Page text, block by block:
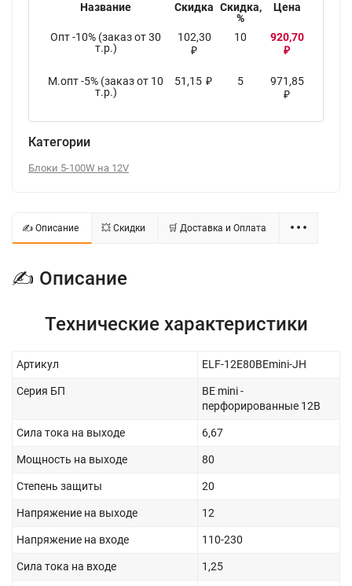
Название Скидка Скидка,
%
Цена
Опт -10% (заказ от 30
т.р.)
102,30
₽
10 920,70
₽
М.опт -5% (заказ от 10
т.р.)
51,15 ₽ 5 971,85
₽
Категории
Блоки 5-100W на 12V
✍ Описание 💥 Скидки 🛒 Доставка и Оплата
✍ Описание
Технические характеристики
Артикул ELF-12E80BEmini-JH
Серия БП
BE mini -
перфорированные 12В
Сила тока на выходе 6,67
Мощность на выходе 80
Степень защиты 20
Напряжение на выходе 12
Напряжение на входе 110-230
Сила тока на входе 1,25